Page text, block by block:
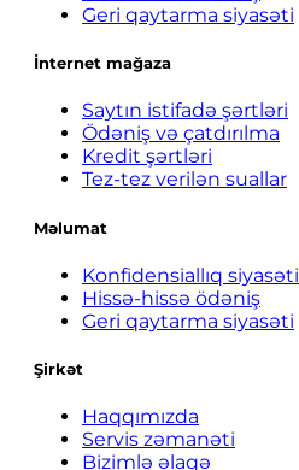
Geri qaytarma siyasəti
İnternet mağaza
Saytın istifadə şərtləri
Ödəniş və çatdırılma
Kredit şərtləri
Tez-tez verilən suallar
Məlumat
Konfidensiallıq siyasəti
Hissə-hissə ödəniş
Geri qaytarma siyasəti
Şirkət
Haqqımızda
Servis zəmanəti
Bizimlə əlaqə